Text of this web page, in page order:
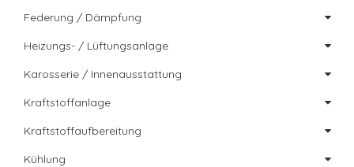
Federung / Dämpfung
Heizungs- / Lüftungsanlage
Karosserie / Innenausstattung
Kraftstoffanlage
Kraftstoffaufbereitung
Kühlung